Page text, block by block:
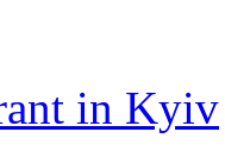
in Kyiv